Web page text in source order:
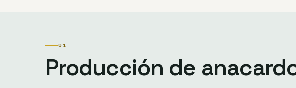
01
Producción de